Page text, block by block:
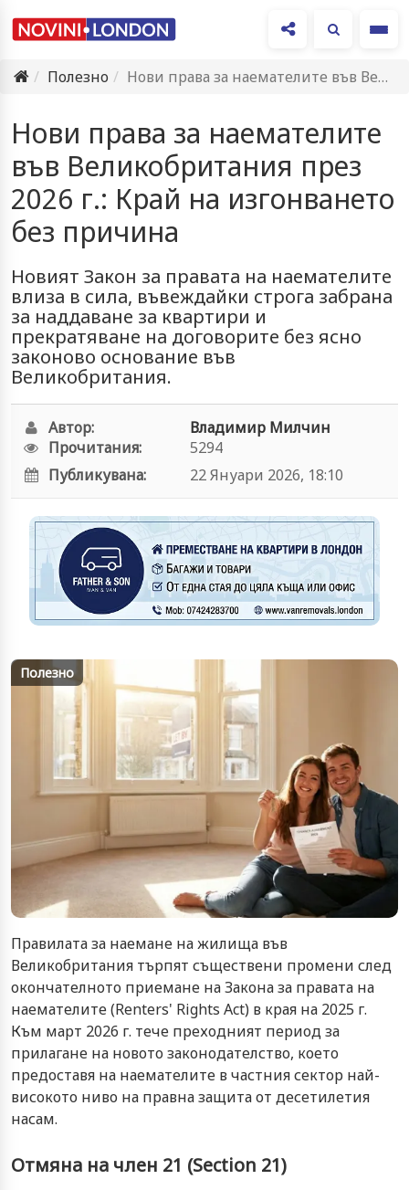
Полезно
Нови права за наемателите във Великобритания през 2026 г.: Край…
Нови права за наемателите
във Великобритания през
2026 г.: Край на изгонването
без причина
Новият Закон за правата на наемателите
влиза в сила, въвеждайки строга забрана
за наддаване за квартири и
прекратяване на договорите без ясно
законово основание във
Великобритания.
Автор:
Владимир Милчин
Прочитания:
5294
Публикувана:
22 Януари 2026, 18:10
Полезно
Правилата за наемане на жилища във
Великобритания търпят съществени промени след
окончателното приемане на Закона за правата на
наемателите (Renters' Rights Act) в края на 2025 г.
Към март 2026 г. тече преходният период за
прилагане на новото законодателство, което
предоставя на наемателите в частния сектор най-
високото ниво на правна защита от десетилетия
насам.
Отмяна на член 21 (Section 21)